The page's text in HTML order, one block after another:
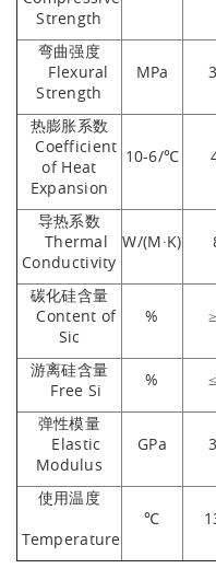
Strength
弯曲强度
Flexural
Strength
MPa
热膨胀系数
Coefficient
of Heat
Expansion
10-6/℃
导热系数
Thermal
Conductivity
W/(M·K)
碳化硅含量
Content of
Sic
%
游离硅含量
Free Si
%
弹性模量
Elastic
Modulus
GPa
使用温度
Temperature
℃